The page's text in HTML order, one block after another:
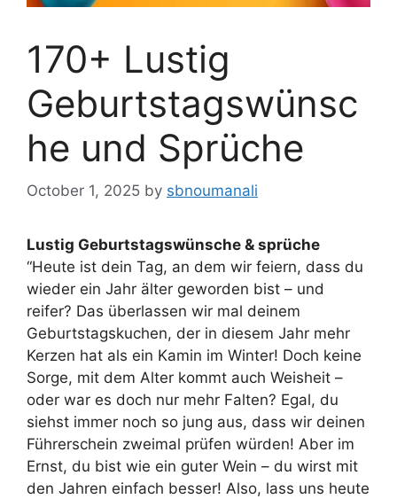
170+ Lustig
Geburtstagswünsc
he und Sprüche
October 1, 2025 by sbnoumanali
Lustig Geburtstagswünsche & sprüche
“Heute ist dein Tag, an dem wir feiern, dass du
wieder ein Jahr älter geworden bist – und
reifer? Das überlassen wir mal deinem
Geburtstagskuchen, der in diesem Jahr mehr
Kerzen hat als ein Kamin im Winter! Doch keine
Sorge, mit dem Alter kommt auch Weisheit –
oder war es doch nur mehr Falten? Egal, du
siehst immer noch so jung aus, dass wir deinen
Führerschein zweimal prüfen würden! Aber im
Ernst, du bist wie ein guter Wein – du wirst mit
den Jahren einfach besser! Also, lass uns heute